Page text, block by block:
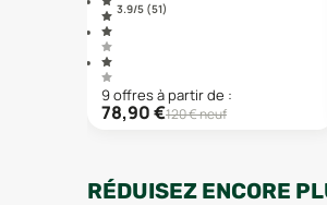
3.9/5 (51)
9offresà partir de :
78,90€120€ neuf
RÉDUISEZ ENCORE